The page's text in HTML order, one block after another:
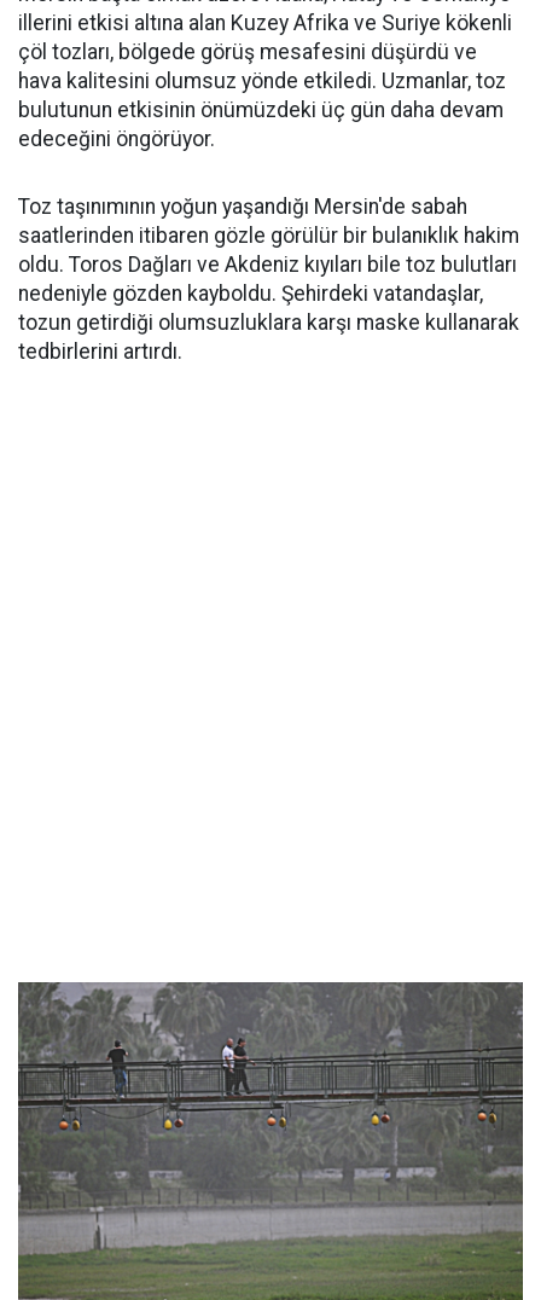
illerini etkisi altına alan Kuzey Afrika ve Suriye kökenli
çöl tozları, bölgede görüş mesafesini düşürdü ve
hava kalitesini olumsuz yönde etkiledi. Uzmanlar, toz
bulutunun etkisinin önümüzdeki üç gün daha devam
edeceğini öngörüyor.
Toz taşınımının yoğun yaşandığı Mersin'de sabah
saatlerinden itibaren gözle görülür bir bulanıklık hakim
oldu. Toros Dağları ve Akdeniz kıyıları bile toz bulutları
nedeniyle gözden kayboldu. Şehirdeki vatandaşlar,
tozun getirdiği olumsuzluklara karşı maske kullanarak
tedbirlerini artırdı.